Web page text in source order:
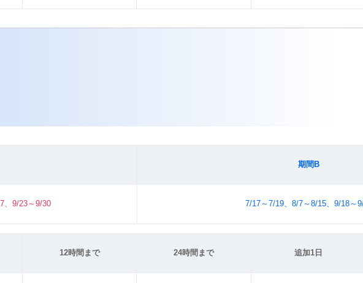
期間B
、9/23～9/30 7/17～7/19、8/7～8/15、9/18～
12時間まで 24時間まで 追加1日